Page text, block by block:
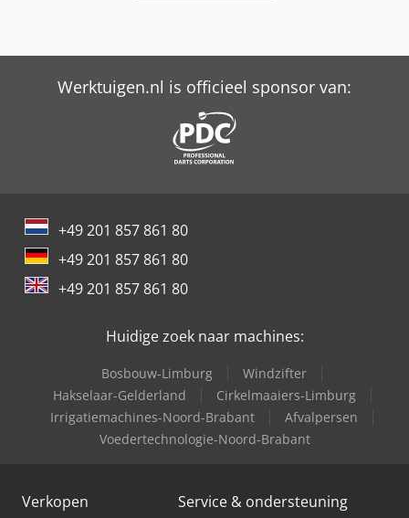
Werktuigen.nl is officieel sponsor van:
+49 201 857 861 80
+49 201 857 861 80
+49 201 857 861 80
Huidige zoek naar machines:
Bosbouw-Limburg
Windzifter
Hakselaar-Gelderland
Cirkelmaaiers-Limburg
Irrigatiemachines-Noord-Brabant
Afvalpersen
Voedertechnologie-Noord-Brabant
Verkopen Service & ondersteuning